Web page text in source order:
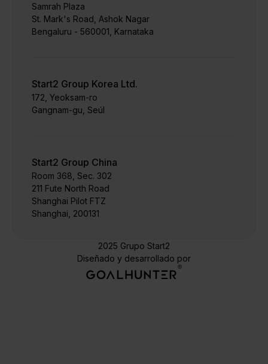
Samrah Plaza
St. Mark's Road, Ashok Nagar
Bengaluru - 560001, Karnataka
Start2 Group Korea Ltd.
172, Yeoksam-ro
Gangnam-gu, Seúl
Start2 Group China
Room 368, Sec. 302
211 Fute North Road
Shanghai Pilot FTZ
Shanghai, 200131
2025 Grupo Start2
Diseñado y desarrollado por